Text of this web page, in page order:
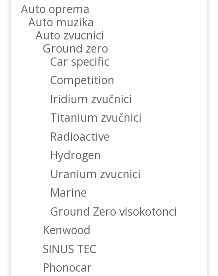
Auto oprema
Auto muzika
Auto zvucnici
Ground zero
Car specific
Competition
Iridium zvučnici
Titanium zvučnici
Radioactive
Hydrogen
Uranium zvucnici
Marine
Ground Zero visokotonci
Kenwood
SINUS TEC
Phonocar